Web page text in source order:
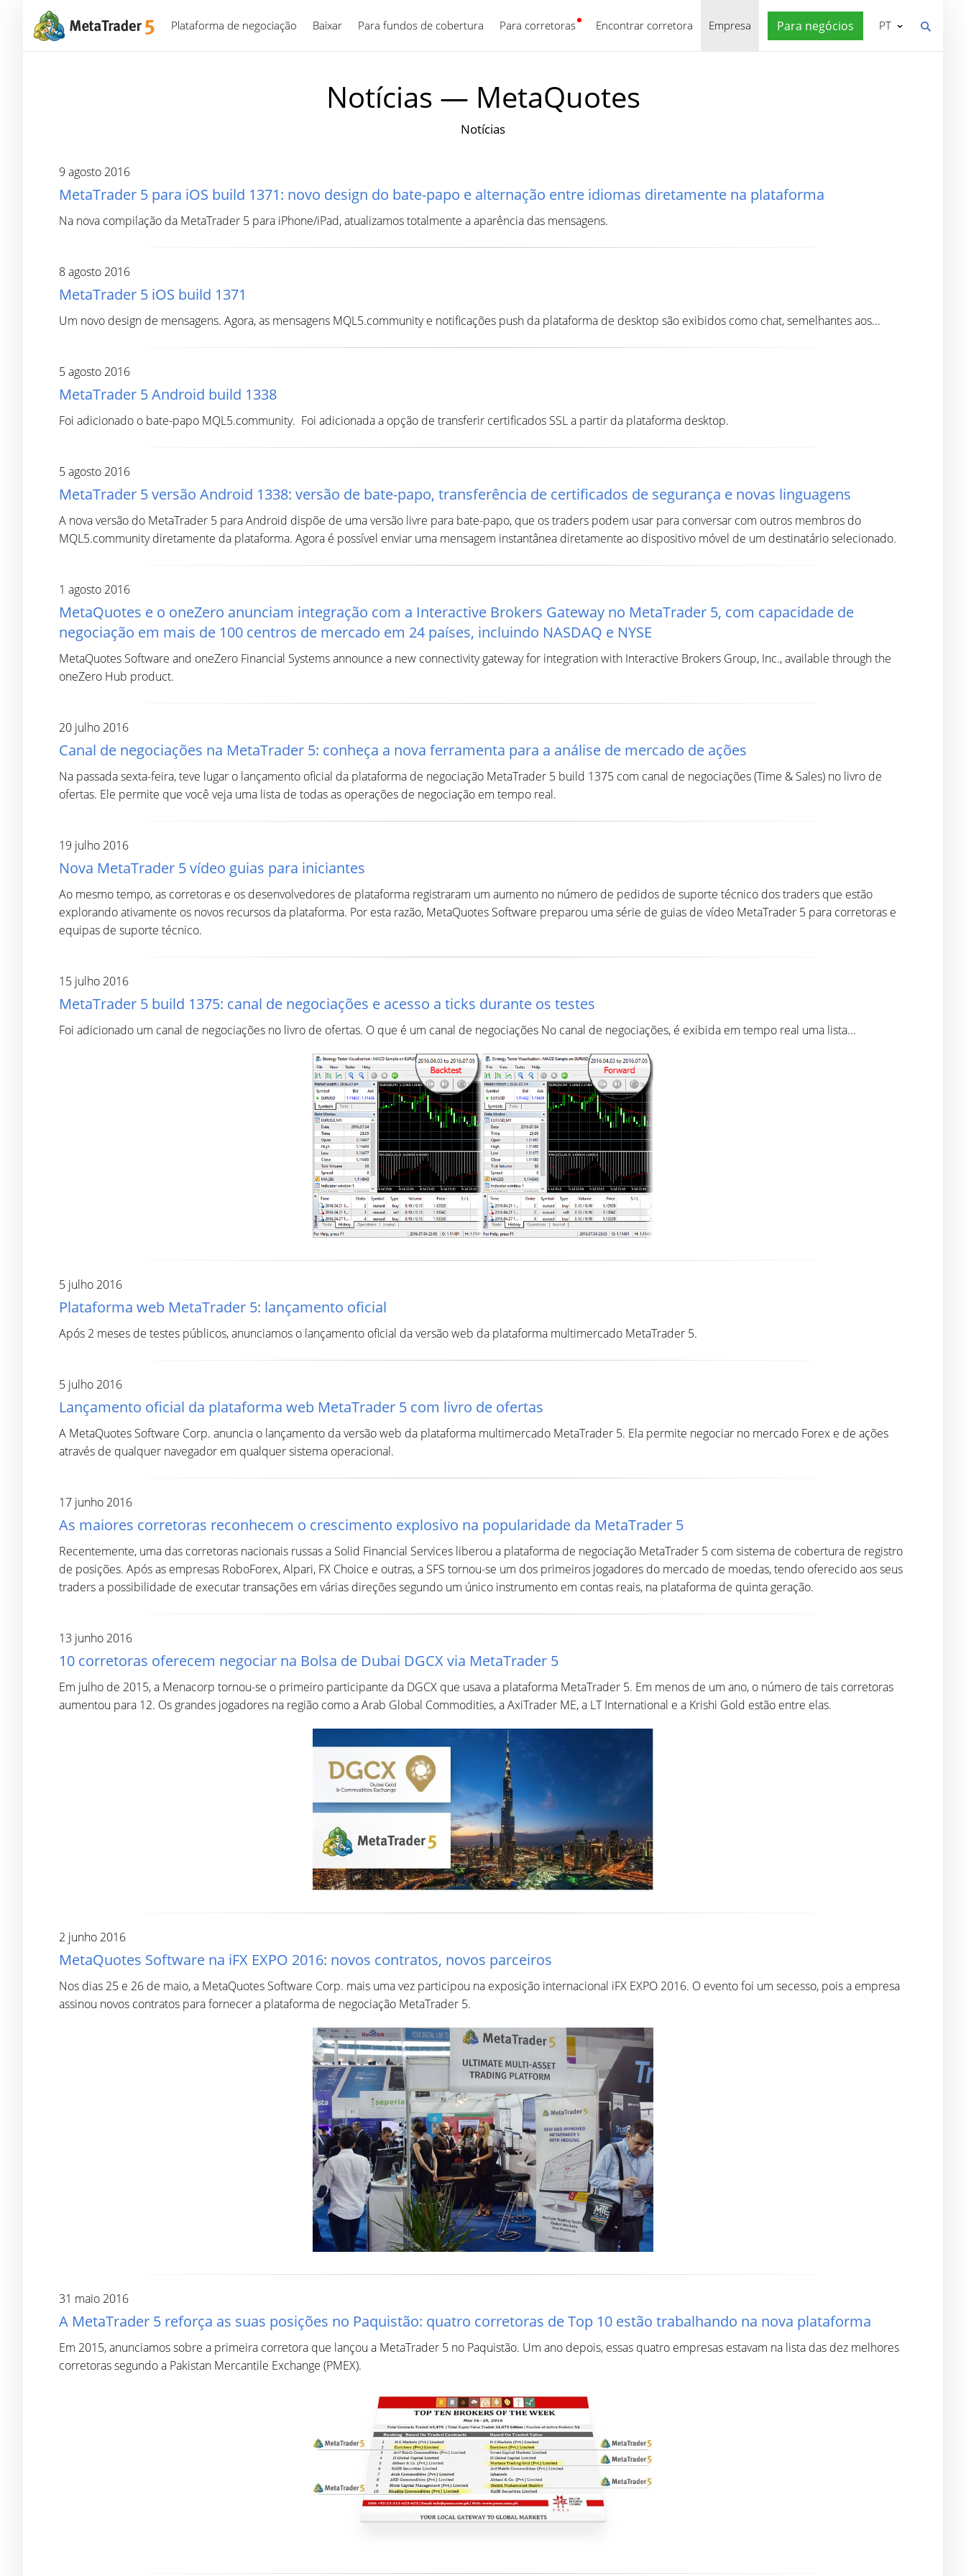
Plataforma de negociação Baixar Para fundos de cobertura Para corretoras Encontrar corretora Empresa Para negócios
Português PT
Notícias — MetaQuotes
Notícias
9 agosto 2016
MetaTrader 5 para iOS build 1371: novo design do bate-papo e alternação entre idiomas diretamente na plataforma
Na nova compilação da MetaTrader 5 para iPhone/iPad, atualizamos totalmente a aparência das mensagens.
8 agosto 2016
MetaTrader 5 iOS build 1371
Um novo design de mensagens. Agora, as mensagens MQL5.community e notificações push da plataforma de desktop são exibidos como chat, semelhantes aos...
5 agosto 2016
MetaTrader 5 Android build 1338
Foi adicionado o bate-papo MQL5.community. Foi adicionada a opção de transferir certificados SSL a partir da plataforma desktop.
5 agosto 2016
MetaTrader 5 versão Android 1338: versão de bate-papo, transferência de certificados de segurança e novas linguagens
A nova versão do MetaTrader 5 para Android dispõe de uma versão livre para bate-papo, que os traders podem usar para conversar com outros membros do
MQL5.community diretamente da plataforma. Agora é possível enviar uma mensagem instantânea diretamente ao dispositivo móvel de um destinatário selecionado.
1 agosto 2016
MetaQuotes e o oneZero anunciam integração com a Interactive Brokers Gateway no MetaTrader 5, com capacidade de
negociação em mais de 100 centros de mercado em 24 países, incluindo NASDAQ e NYSE
MetaQuotes Software and oneZero Financial Systems announce a new connectivity gateway for integration with Interactive Brokers Group, Inc., available through the
oneZero Hub product.
20 julho 2016
Canal de negociações na MetaTrader 5: conheça a nova ferramenta para a análise de mercado de ações
Na passada sexta-feira, teve lugar o lançamento oficial da plataforma de negociação MetaTrader 5 build 1375 com canal de negociações (Time & Sales) no livro de
ofertas. Ele permite que você veja uma lista de todas as operações de negociação em tempo real.
19 julho 2016
Nova MetaTrader 5 vídeo guias para iniciantes
Ao mesmo tempo, as corretoras e os desenvolvedores de plataforma registraram um aumento no número de pedidos de suporte técnico dos traders que estão
explorando ativamente os novos recursos da plataforma. Por esta razão, MetaQuotes Software preparou uma série de guias de vídeo MetaTrader 5 para corretoras e
equipas de suporte técnico.
15 julho 2016
MetaTrader 5 build 1375: canal de negociações e acesso a ticks durante os testes
Foi adicionado um canal de negociações no livro de ofertas. O que é um canal de negociações No canal de negociações, é exibida em tempo real uma lista...
5 julho 2016
Plataforma web MetaTrader 5: lançamento oficial
Após 2 meses de testes públicos, anunciamos o lançamento oficial da versão web da plataforma multimercado MetaTrader 5.
5 julho 2016
Lançamento oficial da plataforma web MetaTrader 5 com livro de ofertas
A MetaQuotes Software Corp. anuncia o lançamento da versão web da plataforma multimercado MetaTrader 5. Ela permite negociar no mercado Forex e de ações
através de qualquer navegador em qualquer sistema operacional.
17 junho 2016
As maiores corretoras reconhecem o crescimento explosivo na popularidade da MetaTrader 5
Recentemente, uma das corretoras nacionais russas a Solid Financial Services liberou a plataforma de negociação MetaTrader 5 com sistema de cobertura de registro
de posições. Após as empresas RoboForex, Alpari, FX Choice e outras, a SFS tornou-se um dos primeiros jogadores do mercado de moedas, tendo oferecido aos seus
traders a possibilidade de executar transações em várias direções segundo um único instrumento em contas reais, na plataforma de quinta geração.
13 junho 2016
10 corretoras oferecem negociar na Bolsa de Dubai DGCX via MetaTrader 5
Em julho de 2015, a Menacorp tornou-se o primeiro participante da DGCX que usava a plataforma MetaTrader 5. Em menos de um ano, o número de tais corretoras
aumentou para 12. Os grandes jogadores na região como a Arab Global Commodities, a AxiTrader ME, a LT International e a Krishi Gold estão entre elas.
2 junho 2016
MetaQuotes Software na iFX EXPO 2016: novos contratos, novos parceiros
Nos dias 25 e 26 de maio, a MetaQuotes Software Corp. mais uma vez participou na exposição internacional iFX EXPO 2016. O evento foi um secesso, pois a empresa
assinou novos contratos para fornecer a plataforma de negociação MetaTrader 5.
31 maio 2016
A MetaTrader 5 reforça as suas posições no Paquistão: quatro corretoras de Top 10 estão trabalhando na nova plataforma
Em 2015, anunciamos sobre a primeira corretora que lançou a MetaTrader 5 no Paquistão. Um ano depois, essas quatro empresas estavam na lista das dez melhores
corretoras segundo a Pakistan Mercantile Exchange (PMEX).